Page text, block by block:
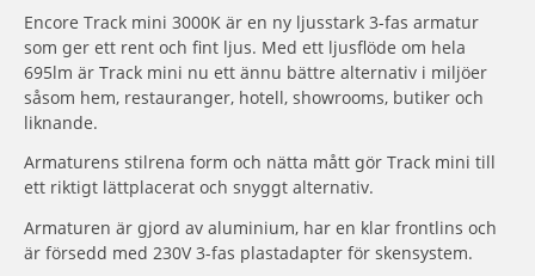
Encore Track mini 3000K är en ny ljusstark 3-fas armatur
som ger ett rent och fint ljus. Med ett ljusflöde om hela
695lm är Track mini nu ett ännu bättre alternativ i miljöer
såsom hem, restauranger, hotell, showrooms, butiker och
liknande.
Armaturens stilrena form och nätta mått gör Track mini till
ett riktigt lättplacerat och snyggt alternativ.
Armaturen är gjord av aluminium, har en klar frontlins och
är försedd med 230V 3-fas plastadapter för skensystem.